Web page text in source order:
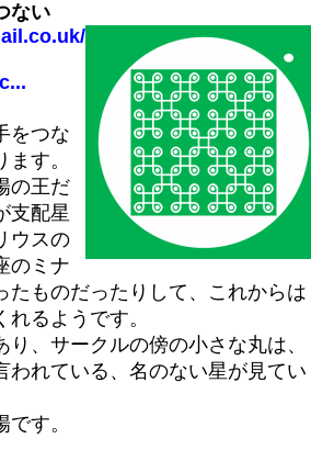
ない
をつな
す。
の王だ
支配星
ウスの
のミナ
たものだったりして、これからは
るようです。
り、サークルの傍の小さな丸は、
われている、名のない星が見てい
す。